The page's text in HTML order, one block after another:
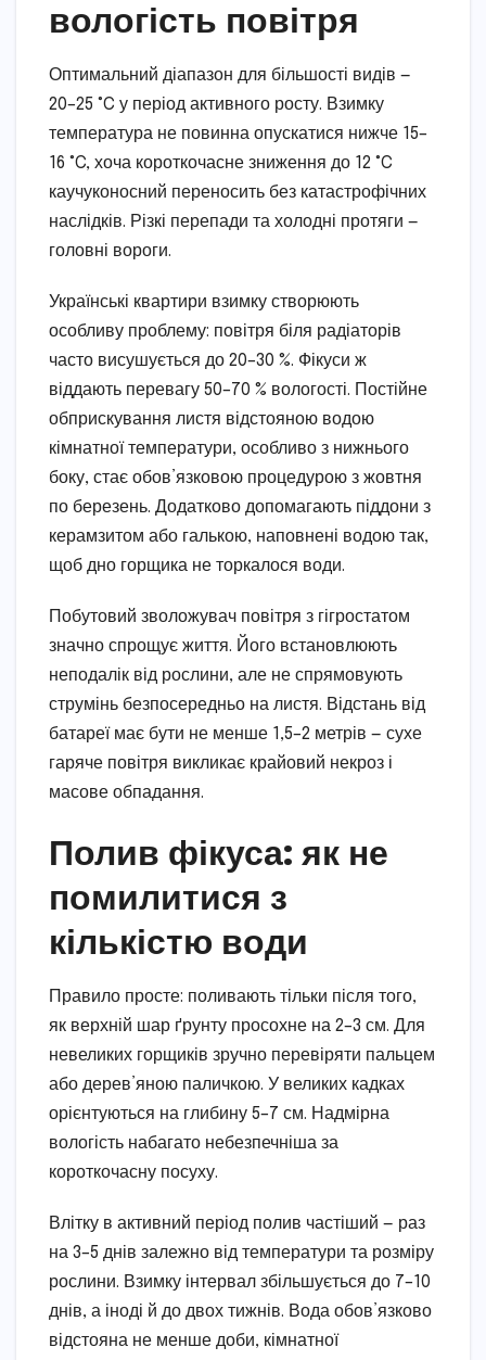
вологість повітря
Оптимальний діапазон для більшості видів —
20–25 °C у період активного росту. Взимку
температура не повинна опускатися нижче 15–
16 °C, хоча короткочасне зниження до 12 °C
каучуконосний переносить без катастрофічних
наслідків. Різкі перепади та холодні протяги —
головні вороги.
Українські квартири взимку створюють
особливу проблему: повітря біля радіаторів
часто висушується до 20–30 %. Фікуси ж
віддають перевагу 50–70 % вологості. Постійне
обприскування листя відстояною водою
кімнатної температури, особливо з нижнього
боку, стає обов’язковою процедурою з жовтня
по березень. Додатково допомагають піддони з
керамзитом або галькою, наповнені водою так,
щоб дно горщика не торкалося води.
Побутовий зволожувач повітря з гігростатом
значно спрощує життя. Його встановлюють
неподалік від рослини, але не спрямовують
струмінь безпосередньо на листя. Відстань від
батареї має бути не менше 1,5–2 метрів — сухе
гаряче повітря викликає крайовий некроз і
масове обпадання.
Полив фікуса: як не
помилитися з
кількістю води
Правило просте: поливають тільки після того,
як верхній шар ґрунту просохне на 2–3 см. Для
невеликих горщиків зручно перевіряти пальцем
або дерев’яною паличкою. У великих кадках
орієнтуються на глибину 5–7 см. Надмірна
вологість набагато небезпечніша за
короткочасну посуху.
Влітку в активний період полив частіший — раз
на 3–5 днів залежно від температури та розміру
рослини. Взимку інтервал збільшується до 7–10
днів, а іноді й до двох тижнів. Вода обов’язково
відстояна не менше доби, кімнатної